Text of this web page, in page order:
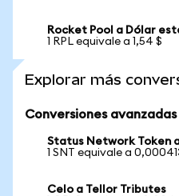
Rocket Pool a Dólar
1 RPL equivale a 1,54 $
Explorar más
Conversiones
Status Network Token
1 SNT equivale a
Celo a Tellor Tributes